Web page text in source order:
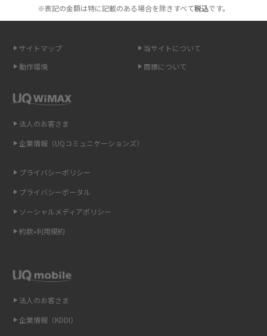
無制限で利用できるポケット型Wi-Fiは？選び方や通信費を抑える方法も紹
ポケット型Wi-Fi（モバイルWi-Fi）とは？おススメする方の特徴や選び方を
即日受け取りできるポケット型Wi-Fiはある？すぐに使うための方法や注意
ONU（光回線終端装置）とは？モデム・ルーター・ホームゲートウェイと
ギガバイト（GB）とは？1GBの目安やギガが足りない時の対処法を紹介
Wi-Fi 6とは？Wi-Fi 5との違いやメリットと注意点、規格の種類も解説
Wi-Fiを自宅に設置する方法は？必要なことやポイントも紹介
光ファイバーとは？仕組みやメリット・デメリットを初心者向けにわかり
やすく解説
※表記の金額は特に記載のある場合を除きすべて税込です。
サイトマップ
当サイトについて
動作環境
商標について
法人のお客さま
企業情報（KDDI）
法人のお客さま
企業情報（UQコミュニケーションズ）
プライバシーポリシー
プライバシーポータル
ソーシャルメディアポリシー
約款•利用規約